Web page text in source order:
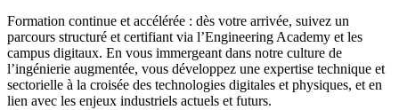
Formation continue et accélérée : dès votre arrivée, suivez un
parcours structuré et certifiant via l’Engineering Academy et les
campus digitaux. En vous immergeant dans notre culture de
l’ingénierie augmentée, vous développez une expertise technique et
sectorielle à la croisée des technologies digitales et physiques, et en
lien avec les enjeux industriels actuels et futurs.